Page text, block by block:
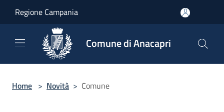
Regione Campania
Comune di Anacapri
Home > Novità > Comune